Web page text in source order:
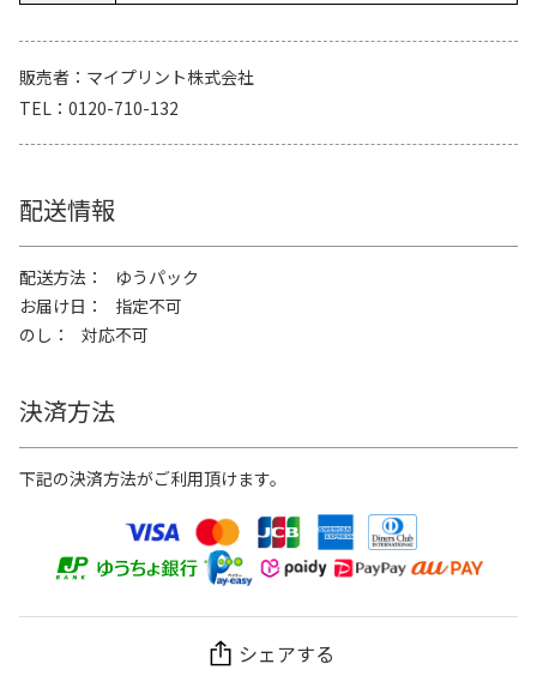
販売者
マイプリント株式会社
TEL
0120-710-132
配送情報
配送方法
ゆうパック
お届け日
指定不可
のし
対応不可
決済方法
下記の決済方法がご利用頂けます。
シェアする